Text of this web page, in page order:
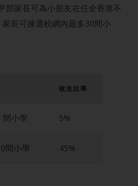
部家長可為小朋友在任全香港不
長可揀選校網內最多30間小
收生比率
間小學 5%
間小學 45%